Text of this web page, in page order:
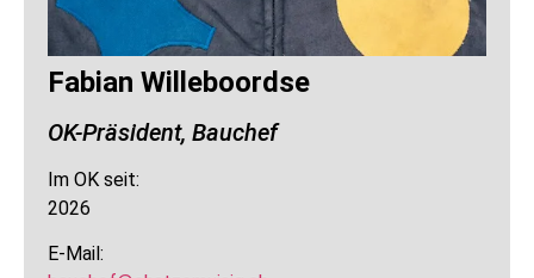
Fabian Willeboordse
OK-Präsident, Bauchef
Im OK seit:
2026
E-Mail: